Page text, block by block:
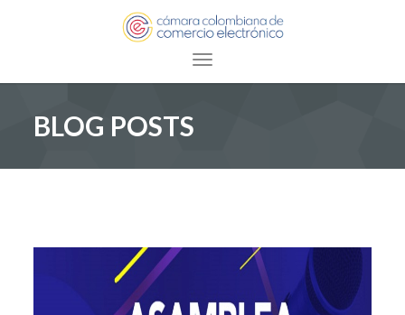
Toggle navigation
BLOG POSTS